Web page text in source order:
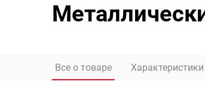
Все о товаре Характеристики